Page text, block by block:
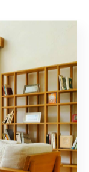
る秘訣
には、家族の要
的なイメージづ
しをしたいか」
で、計画段階か
を事前に把握